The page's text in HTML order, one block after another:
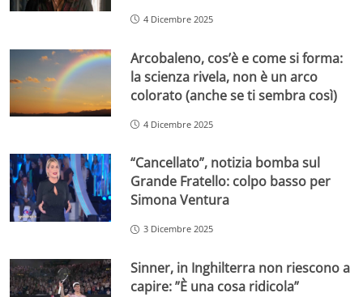
4 Dicembre 2025
Arcobaleno, cos’è e come si forma:
la scienza rivela, non è un arco
colorato (anche se ti sembra così)
4 Dicembre 2025
“Cancellato”, notizia bomba sul
Grande Fratello: colpo basso per
Simona Ventura
3 Dicembre 2025
Sinner, in Inghilterra non riescono a
capire: ”È una cosa ridicola”